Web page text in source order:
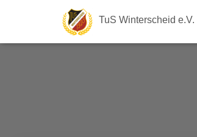
TuS Winterscheid e.V.